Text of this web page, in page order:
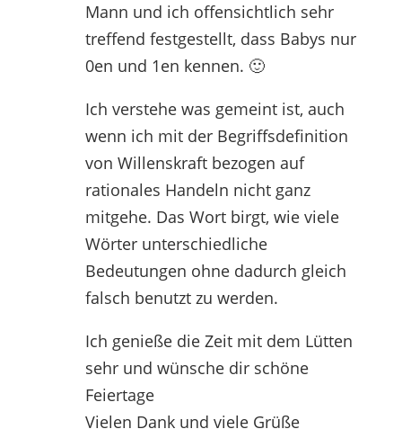
Mann und ich offensichtlich sehr
treffend festgestellt, dass Babys nur
0en und 1en kennen. 🙂
Ich verstehe was gemeint ist, auch
wenn ich mit der Begriffsdefinition
von Willenskraft bezogen auf
rationales Handeln nicht ganz
mitgehe. Das Wort birgt, wie viele
Wörter unterschiedliche
Bedeutungen ohne dadurch gleich
falsch benutzt zu werden.
Ich genieße die Zeit mit dem Lütten
sehr und wünsche dir schöne
Feiertage
Vielen Dank und viele Grüße